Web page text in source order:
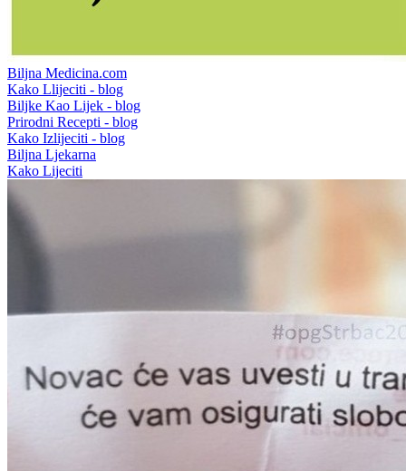
Biljna Medicina.com
Kako Llijeciti - blog
Biljke Kao Lijek - blog
Prirodni Recepti - blog
Kako Izlijeciti - blog
Biljna Ljekarna
Kako Lijeciti